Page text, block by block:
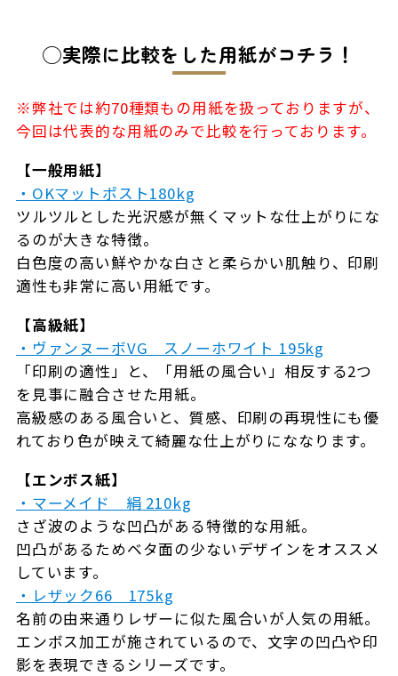
◯実際に比較をした用紙がコチラ！
※弊社では約70種類もの用紙を扱っておりますが、
今回は代表的な用紙のみで比較を行っております。
【一般用紙】
・OKマットポスト180kg
ツルツルとした光沢感が無くマットな仕上がりにな
るのが大きな特徴。
白色度の高い鮮やかな白さと柔らかい肌触り、印刷
適性も非常に高い用紙です。
【高級紙】
・ヴァンヌーボVG スノーホワイト 195kg
「印刷の適性」と、「用紙の風合い」相反する2つ
を見事に融合させた用紙。
高級感のある風合いと、質感、印刷の再現性にも優
れており色が映えて綺麗な仕上がりにななります。
【エンボス紙】
・マーメイド 絹 210kg
さざ波のような凹凸がある特徴的な用紙。
凹凸があるためベタ面の少ないデザインをオススメ
しています。
・レザック66 175kg
名前の由来通りレザーに似た風合いが人気の用紙。
エンボス加工が施されているので、文字の凹凸や印
影を表現できるシリーズです。